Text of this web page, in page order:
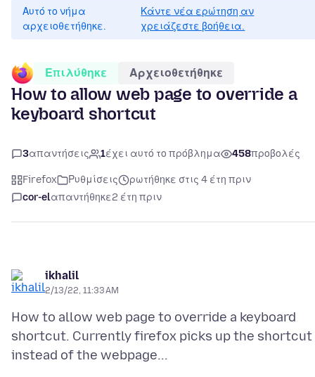
Αυτό το νήμα
αρχειοθετήθηκε.
Κάντε νέα ερώτηση αν
χρειάζεστε βοήθεια.
Επιλύθηκε Αρχειοθετήθηκε
How to allow web page to override a
keyboard shortcut
3απαντήσεις 1έχει αυτό το πρόβλημα 458προβολές
Firefox Ρυθμίσεις
ρωτήθηκε στις 4 έτη πριν
cor-elαπαντήθηκε2 έτη πριν
ikhalil
2/13/22, 11:33 AM
How to allow web page to override a keyboard
shortcut. Currently firefox picks up the shortcut